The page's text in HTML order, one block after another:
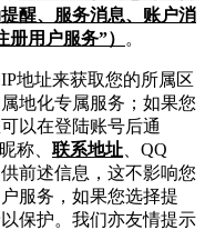
醒、服务消息、账户消
用户服务”） 。
地址来获取您的所属区
地化专属服务；如果您
以在登陆账号后通
称、 联系地址、QQ
前述信息，这不影响您
服务，如果您选择提
保护。我们亦友情提示